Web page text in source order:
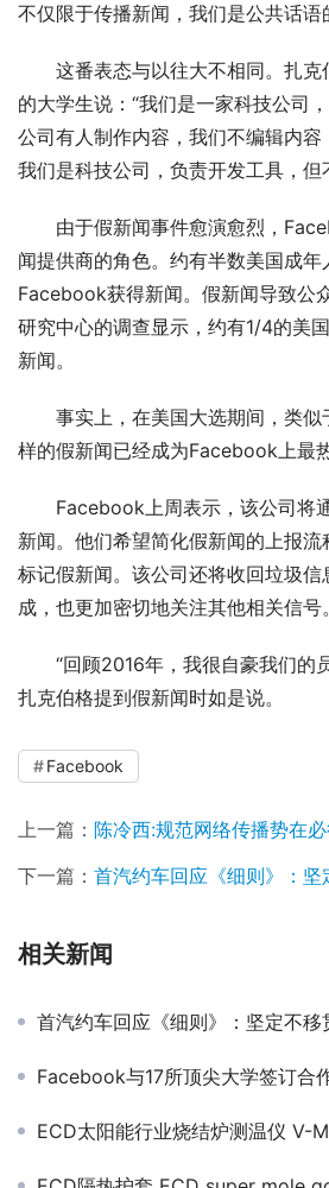
不仅限于传播新闻，我们是公共话语
这番表态与以往大不相同。扎
的大学生说：“我们是一家科技公司
公司有人制作内容，我们不编辑内容
我们是科技公司，负责开发工具，但
由于假新闻事件愈演愈烈，
闻提供商的角色。约有半数美国成年
Facebook获得新闻。假新闻导致公
研究中心的调查显示，约有1/4的美
新闻。
事实上，在美国大选期间，类似
样的假新闻已经成为Facebook上最
Facebook上周表示，该公司将
新闻。他们希望简化假新闻的上报
标记假新闻。该公司还将收回垃圾
成，也更加密切地关注其他相关信号。
“回顾2016年，我很自豪我们的
扎克伯格提到假新闻时如是说。
Facebook
上一篇： 陈冷西:规范网络传播势在
下一篇： 首汽约车回应《细则》：坚定
相关新闻
首汽约车回应《细则》：坚定不
Facebook与17所顶尖大学签订合作
ECD太阳能行业烧结炉测温仪 V-